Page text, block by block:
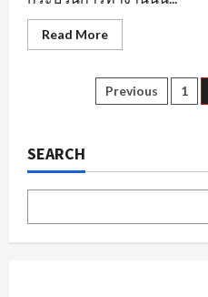
Read MoreRead
more
ที่
ใช้
แสดง
อย่าง
มี
Posts
Previous 1
SEARCH